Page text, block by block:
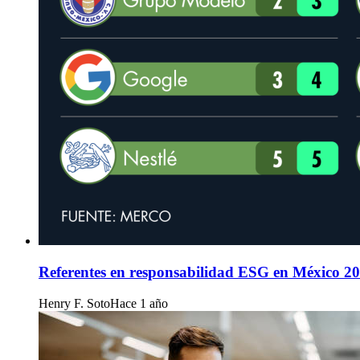
Referentes en responsabilidad ESG en México
Henry F. SotoHace 1 año